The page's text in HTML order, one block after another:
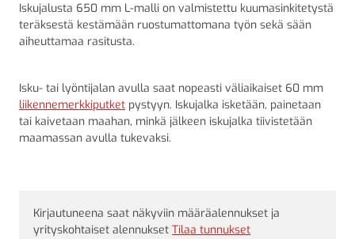
Iskujalusta 650 mm L-malli on valmistettu kuumasinkitetystä
teräksestä kestämään ruostumattomana työn sekä sään
aiheuttamaa rasitusta.
Isku- tai lyöntijalan avulla saat nopeasti väliaikaiset 60 mm
liikennemerkkiputket pystyyn. Iskujalka isketään, painetaan
tai kaivetaan maahan, minkä jälkeen iskujalka tiivistetään
maamassan avulla tukevaksi.
Kirjautuneena saat näkyviin määräalennukset ja
yrityskohtaiset alennukset Tilaa tunnukset